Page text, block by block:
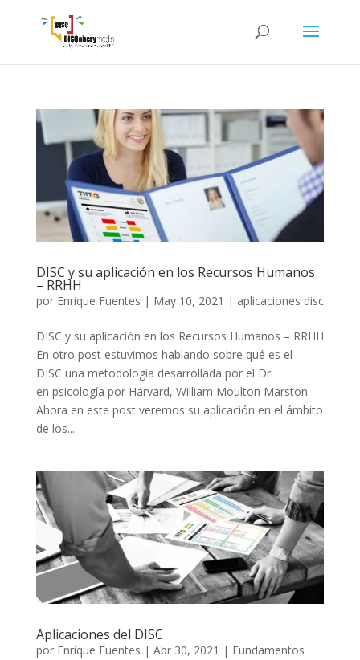
DISC y su aplicación en los Recursos Humanos
– RRHH
por Enrique Fuentes | May 10, 2021 | aplicaciones disc
DISC y su aplicación en los Recursos Humanos – RRHH
En otro post estuvimos hablando sobre qué es el
DISC una metodología desarrollada por el Dr.
en psicología por Harvard, William Moulton Marston.
Ahora en este post veremos su aplicación en el ámbito
de los...
Aplicaciones del DISC
por Enrique Fuentes | Abr 30, 2021 | Fundamentos